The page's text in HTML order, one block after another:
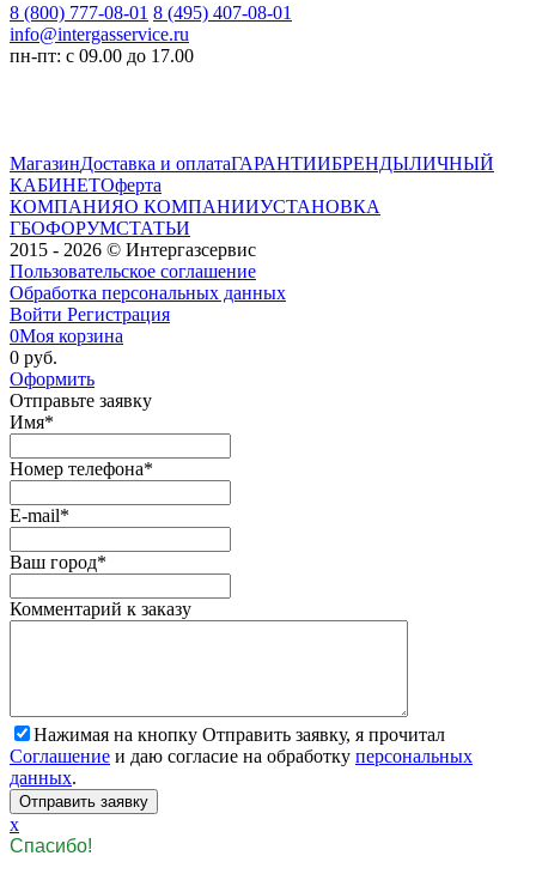
8 (800) 777-08-01 8 (495) 407-08-01
info@intergasservice.ru
пн-пт: с 09.00 до 17.00
МагазинДоставка и оплатаГАРАНТИИБРЕНДЫЛИЧНЫЙ
КАБИНЕТОферта
КОМПАНИЯО КОМПАНИИУСТАНОВКА
ГБОФОРУМСТАТЬИ
2015 - 2026 © Интергазсервис
Пользовательское соглашение
Обработка персональных данных
Войти Регистрация
0Моя корзина
0 руб.
Оформить
Отправьте заявку
Имя*
Номер телефона*
E-mail*
Ваш город*
Комментарий к заказу
Нажимая на кнопку Отправить заявку, я прочитал
Соглашение и даю согласие на обработку персональных
данных.
x
Спасибо!